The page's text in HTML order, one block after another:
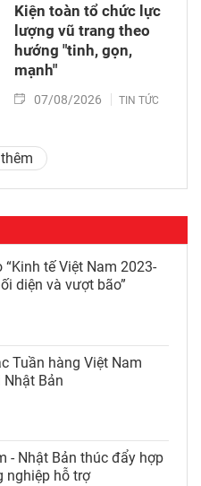
Kiện toàn tổ chức lực
lượng vũ trang theo
hướng "tinh, gọn,
mạnh"
07/08/2026 TIN TỨC
“Kinh tế Việt Nam 2023-
diện và vượt bão”
Tuần hàng Việt Nam
Bản
- Nhật Bản thúc đẩy hợp
nghiệp hỗ trợ